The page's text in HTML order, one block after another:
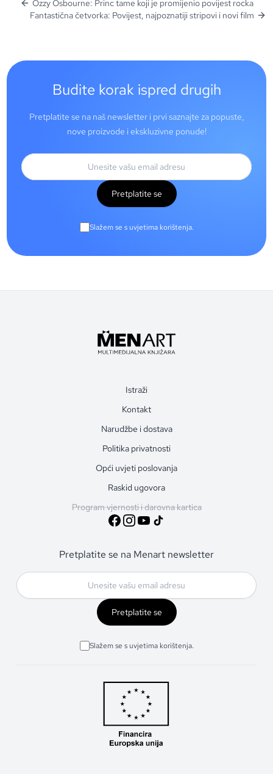
Ozzy Osbourne: Princ tame koji je promijenio povijest rocka
Fantastična četvorka: Povijest, najpoznatiji stripovi i novi film
Budite korak ispred drugih
Pretplatite se na naš newsletter i prvi saznajte za popuste,
nove proizvode i ekskluzivne ponude!
Pretplatite se
Slažem se s uvjetima korištenja.
Istraži
Kontakt
Narudžbe i dostava
Politika privatnosti
Opći uvjeti poslovanja
Raskid ugovora
Program vjernosti i darovna kartica
Pretplatite se na Menart newsletter
Pretplatite se
Slažem se s uvjetima korištenja.